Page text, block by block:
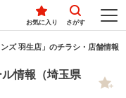
お気に入り さがす
ンズ 羽生店」のチラシ・店舗情報
情報（埼玉県